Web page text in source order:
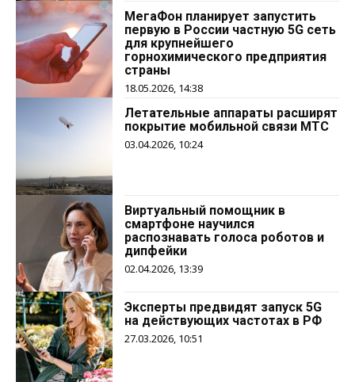
МегаФон планирует запустить
первую в России частную 5G сеть
для крупнейшего
горнохимического предприятия
страны
18.05.2026, 14:38
Летательные аппараты расширят
покрытие мобильной связи МТС
03.04.2026, 10:24
Виртуальный помощник в
смартфоне научился
распознавать голоса роботов и
дипфейки
02.04.2026, 13:39
Эксперты предвидят запуск 5G
на действующих частотах в РФ
27.03.2026, 10:51